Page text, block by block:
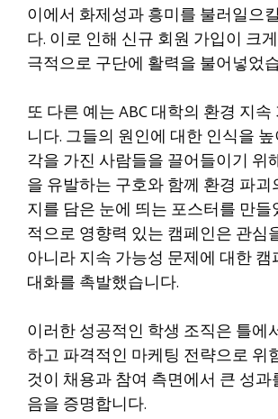
이에서 화제성과 흥미를 불러일으
다. 이로 인해 신규 회원 가입이 크
극적으로 구단에 활력을 불어넣었
또 다른 예는 ABC 대학의 환경 지
니다. 그들의 원인에 대한 인식을
각을 가진 사람들을 끌어들이기 위
을 유발하는 구호와 함께 환경 파괴
지를 담은 눈에 띄는 포스터를 만
적으로 영향력 있는 캠페인은 관심
아니라 지속 가능성 문제에 대한
대화를 촉발했습니다.
이러한 성공적인 학생 조직은 틀에
하고 파격적인 마케팅 전략으로 위
것이 채용과 참여 측면에서 큰 성과
음을 증명합니다.